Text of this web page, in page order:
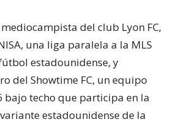
del club Lyon FC,
una liga paralela a la MLS
estadounidense, y
del Showtime FC, un equipo
bajo techo que participa en la
estadounidense de la